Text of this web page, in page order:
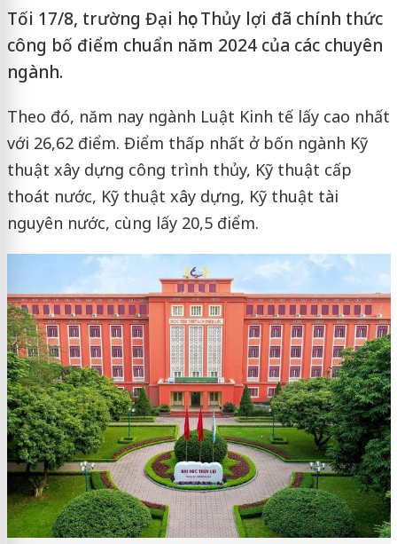
Tối 17/8, trường Đại học Thủy lợi đã chính thức
công bố điểm chuẩn năm 2024 của các chuyên
ngành.
Theo đó, năm nay ngành Luật Kinh tế lấy cao nhất
với 26,62 điểm. Điểm thấp nhất ở bốn ngành Kỹ
thuật xây dựng công trình thủy, Kỹ thuật cấp
thoát nước, Kỹ thuật xây dựng, Kỹ thuật tài
nguyên nước, cùng lấy 20,5 điểm.